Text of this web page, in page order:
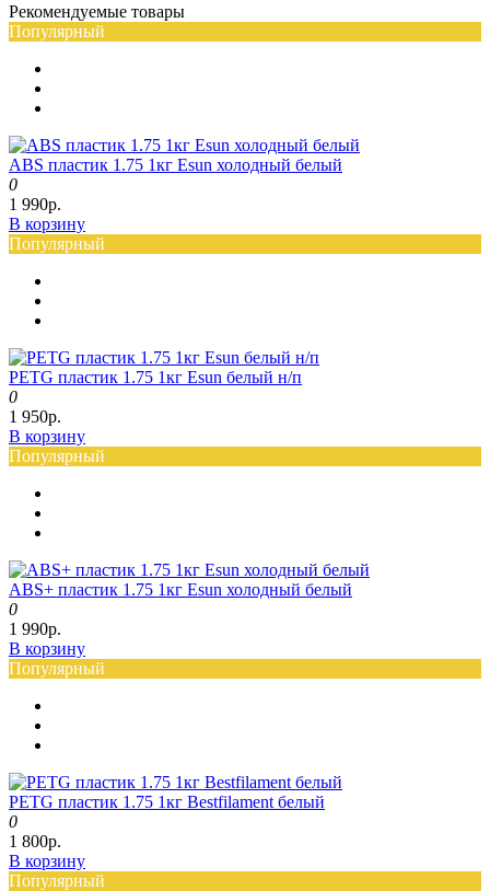
Рекомендуемые товары
Популярный
ABS пластик 1.75 1кг Esun холодный белый
0
1 990р.
В корзину
Популярный
PETG пластик 1.75 1кг Esun белый н/п
0
1 950р.
В корзину
Популярный
ABS+ пластик 1.75 1кг Esun холодный белый
0
1 990р.
В корзину
Популярный
PETG пластик 1.75 1кг Bestfilament белый
0
1 800р.
В корзину
Популярный